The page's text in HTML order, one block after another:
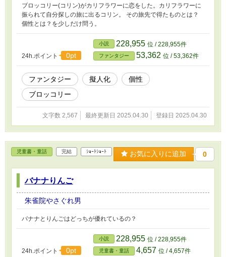
ブロッコリー(コリン)がカリフラワーに恋をした。カリフラワーに
振られて自分探しの旅に出るコリン。 その旅先で得たものとは？
個性とは？を少しだけ問う。
24h.ポイント 0pt
小説 228,955 位 / 228,955件
ファンタジー 53,362 位 / 53,362件
ファンタジー 擬人化
個性
ブロッコリー
文字数 2,567 最終更新日 2025.04.30 登録日 2025.04.30
児童書・童話 完結 ｼｮｰﾄｼｮｰﾄ お気に入りに追加 0
バナナりんご
朱雀院やさぐれ男
バナナとりんごはどっちが優れているの？
24h.ポイント 0pt
小説 228,955 位 / 228,955件
児童書・童話 4,657 位 / 4,657件